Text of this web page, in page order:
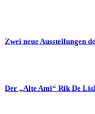
Zwei neue Ausstellungen
Der „Alte Ami“ Rik De